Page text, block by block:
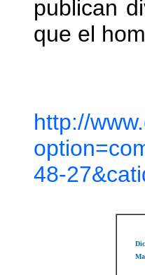
publican
que el
http://
48-